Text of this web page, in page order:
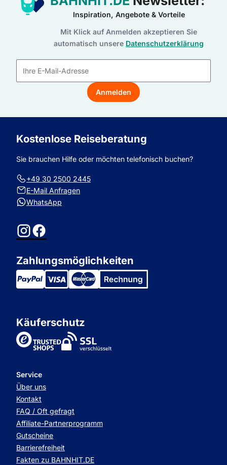
Inspiration, Angebote & Vorteile
Mit Klick auf Anmelden akzeptieren Sie
automatisch unsere Datenschutzerklärung
E-
Mail-
Adresse
Anmelden
Kostenlose Reiseberatung
Sie brauchen Hilfe oder möchten telefonisch buchen?
+49 30 2500 2445
E-Mail Anfragen
WhatsApp
InstagramFacebook
Zahlungsmöglichkeiten
Käuferschutz
TrustedShops
Service
Über uns
Kontakt
FAQ / Oft gefragt
Affiliate-Partnerprogramm
Gutscheine
Barrierefreiheit
Fakten zu BAHNHIT.DE